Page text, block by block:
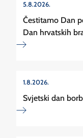
5.8.2026.
Čestitamo Dan
Dan hrvatskih
1.8.2026.
Svjetski dan